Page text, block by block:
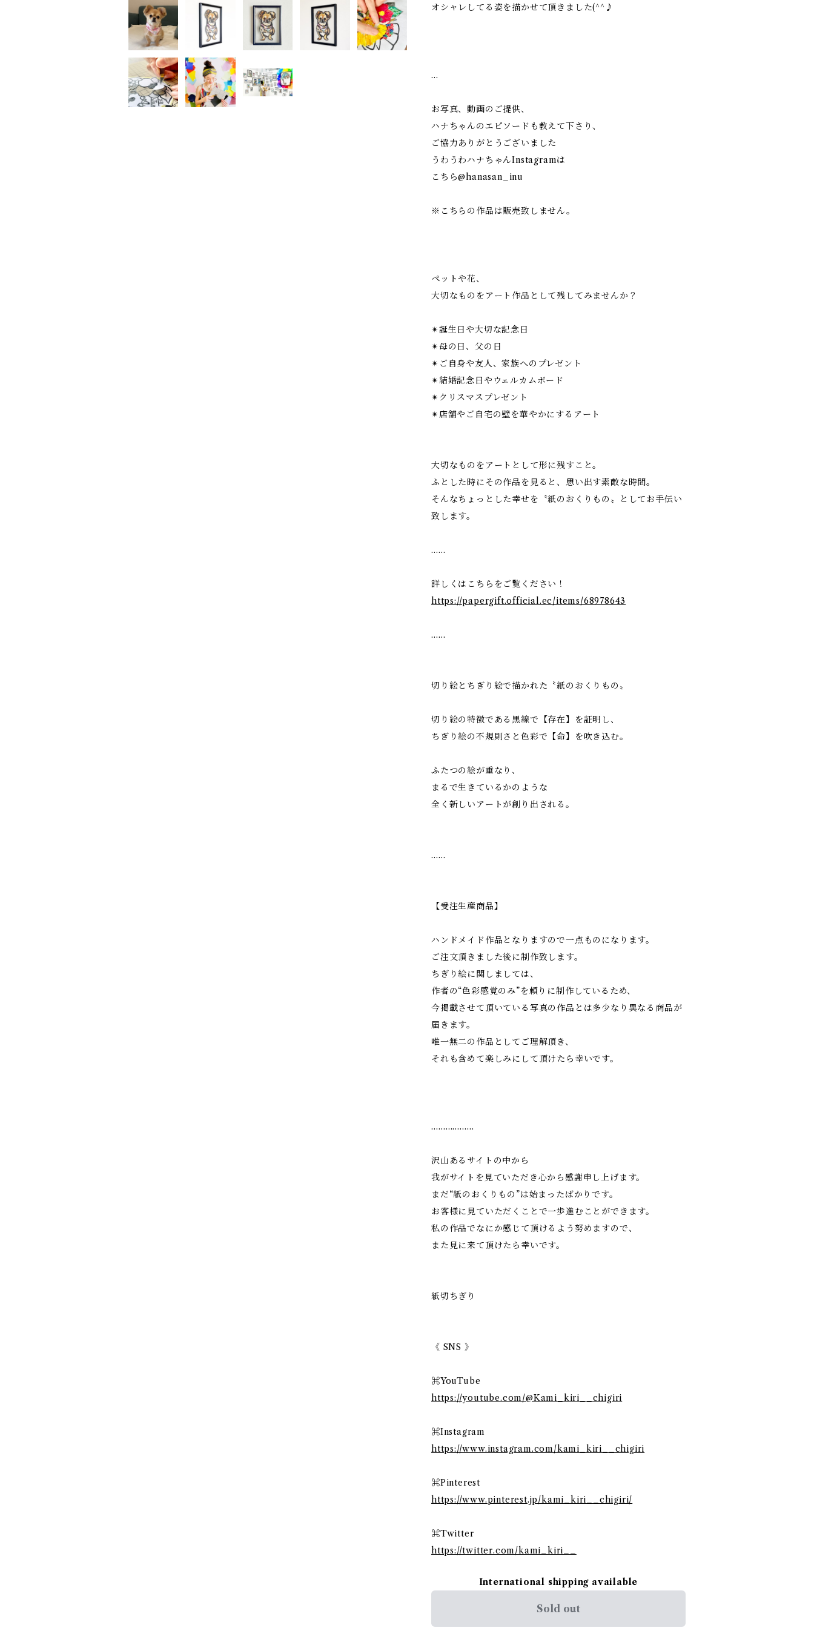
オシャレしてる姿を描かせて頂きました(^^♪
…
お写真、動画のご提供、
ハナちゃんのエピソードも教えて下さり、
ご協力ありがとうございました
うわうわハナちゃんInstagramは
こちら@hanasan_inu
※こちらの作品は販売致しません。
ペットや花、
大切なものをアート作品として残してみませんか？
✴︎誕生日や大切な記念日
✴︎母の日、父の日
✴︎ご自身や友人、家族へのプレゼント
✴︎結婚記念日やウェルカムボード
✴︎クリスマスプレゼント
✴︎店舗やご自宅の壁を華やかにするアート
大切なものをアートとして形に残すこと。
ふとした時にその作品を見ると、思い出す素敵な時間。
そんなちょっとした幸せを〝紙のおくりもの〟としてお手伝い
致します。
……
詳しくはこちらをご覧ください！
https://papergift.official.ec/items/68978643
……
切り絵とちぎり絵で描かれた〝紙のおくりもの〟
切り絵の特徴である黒線で【存在】を証明し、
ちぎり絵の不規則さと色彩で【命】を吹き込む。
ふたつの絵が重なり、
まるで生きているかのような
全く新しいアートが創り出される。
……
【受注生産商品】
ハンドメイド作品となりますので一点ものになります。
ご注文頂きました後に制作致します。
ちぎり絵に関しましては、
作者の“色彩感覚のみ”を頼りに制作しているため、
今掲載させて頂いている写真の作品とは多少なり異なる商品が
届きます。
唯一無二の作品としてご理解頂き、
それも含めて楽しみにして頂けたら幸いです。
………………
沢山あるサイトの中から
我がサイトを見ていただき心から感謝申し上げます。
まだ“紙のおくりもの”は始まったばかりです。
お客様に見ていただくことで一歩進むことができます。
私の作品でなにか感じて頂けるよう努めますので、
また見に来て頂けたら幸いです。
紙切ちぎり
《 SNS 》
⌘YouTube
https://youtube.com/@Kami_kiri__chigiri
⌘Instagram
https://www.instagram.com/kami_kiri__chigiri
⌘Pinterest
https://www.pinterest.jp/kami_kiri__chigiri/
⌘Twitter
https://twitter.com/kami_kiri__
International shipping available
Sold out